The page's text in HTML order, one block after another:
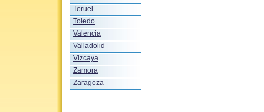
Teruel
Toledo
Valencia
Valladolid
Vizcaya
Zamora
Zaragoza